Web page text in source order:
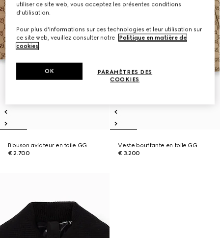
Blouson aviateur en toile GG
€ 2.700
Veste bouffante en toile GG
€ 3.200
utiliser ce site web, vous acceptez les présentes conditions
d'utilisation.
Pour plus d'informations sur ces technologies et leur utilisation sur
ce site web, veuillez consulter notre
Politique en matière de
cookies.
PARAMÈTRES DES
COOKIES
OK